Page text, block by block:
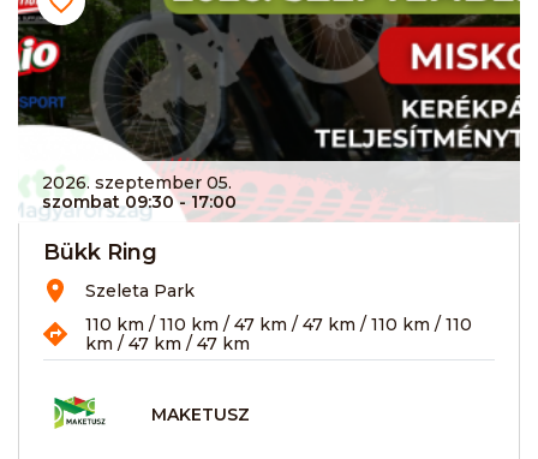
2026. szeptember 05.
szombat 09:30- 17:00
Bükk Ring
Szeleta Park
110 km / 110 km / 47 km / 47 km / 110 km / 110
km / 47 km / 47 km
MAKETUSZ